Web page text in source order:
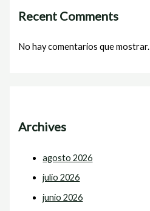
Recent Comments
No hay comentarios que mostrar.
Archives
agosto 2026
julio 2026
junio 2026